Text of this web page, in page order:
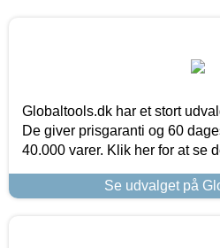
Globaltools.dk har et stort
De giver prisgaranti og 60
40.000 varer. Klik her for at se
Se udvalget på